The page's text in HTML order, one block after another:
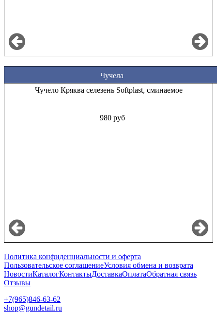
Чучела
Чучело Кряква селезень Softplast, сминаемое
980 руб
Политика конфиденциальности и оферта
Пользовательское соглашениеУсловия обмена и возврата
НовостиКаталогКонтактыДоставкаОплатаОбратная связь
Отзывы
+7(965)846-63-62
shop@gundetail.ru